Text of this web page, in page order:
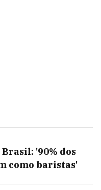
'90% dos
como baristas'